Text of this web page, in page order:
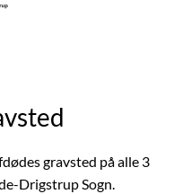
gravsted på alle 3
Drigstrup Sogn.